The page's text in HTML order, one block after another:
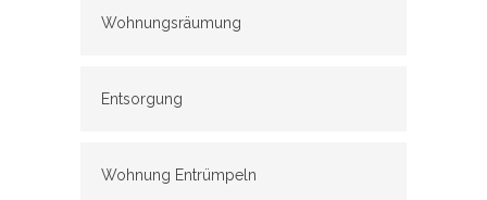
Wohnungsräumung
Entsorgung
Wohnung Entrümpeln